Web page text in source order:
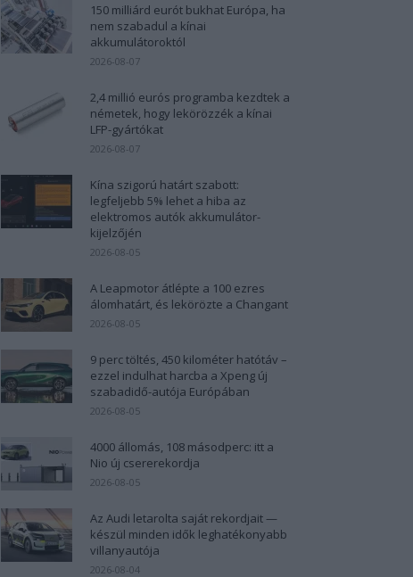
150 milliárd eurót bukhat Európa, ha
nem szabadul a kínai
akkumulátoroktól
2026-08-07
2,4 millió eurós programba kezdtek a
németek, hogy lekörözzék a kínai
LFP-gyártókat
2026-08-07
Kína szigorú határt szabott:
legfeljebb 5% lehet a hiba az
elektromos autók akkumulátor-
kijelzőjén
2026-08-05
A Leapmotor átlépte a 100 ezres
álomhatárt, és lekörözte a Changant
2026-08-05
9 perc töltés, 450 kilométer hatótáv –
ezzel indulhat harcba a Xpeng új
szabadidő-autója Európában
2026-08-05
4000 állomás, 108 másodperc: itt a
Nio új csererekordja
2026-08-05
Az Audi letarolta saját rekordjait —
készül minden idők leghatékonyabb
villanyautója
2026-08-04